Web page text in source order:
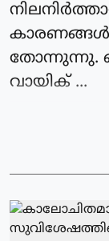
തോന്നുന്നു.
വായിക് ...